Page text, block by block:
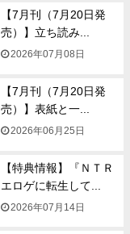
【7月刊（7月20日発
売）】立ち読み...
2026年07月08日
【7月刊（7月20日発
売）】表紙と一...
2026年06月25日
【特典情報】『ＮＴＲ
エロゲに転生して...
2026年07月14日